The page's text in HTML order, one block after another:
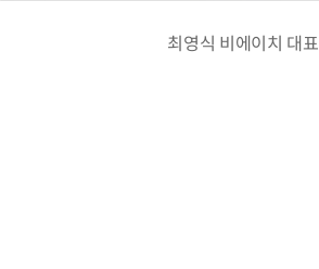
최영식 비에이치 대표